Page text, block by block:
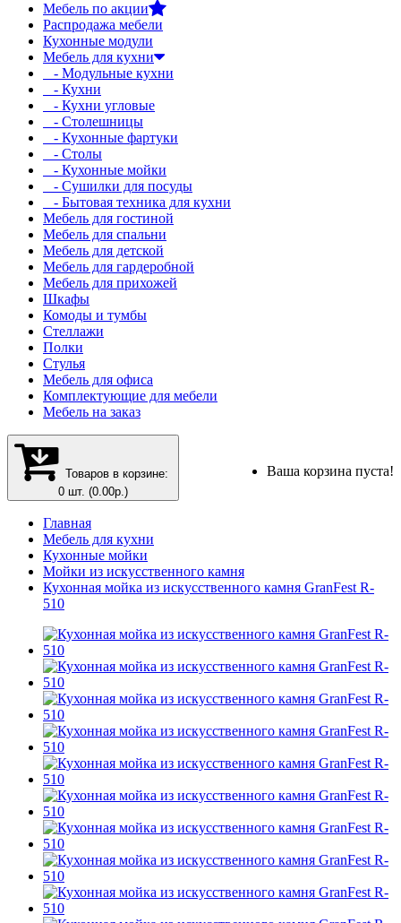
Мебель по акции
Распродажа мебели
Кухонные модули
Мебель для кухни
- Модульные кухни
- Кухни
- Кухни угловые
- Столешницы
- Кухонные фартуки
- Столы
- Кухонные мойки
- Сушилки для посуды
- Бытовая техника для кухни
Мебель для гостиной
Мебель для спальни
Мебель для детской
Мебель для гардеробной
Мебель для прихожей
Шкафы
Комоды и тумбы
Стеллажи
Полки
Стулья
Мебель для офиса
Комплектующие для мебели
Мебель на заказ
Товаров в корзине:
0 шт. (0.00р.)
Ваша корзина пуста!
Главная
Мебель для кухни
Кухонные мойки
Мойки из искусственного камня
Кухонная мойка из искусственного камня GranFest R-
510